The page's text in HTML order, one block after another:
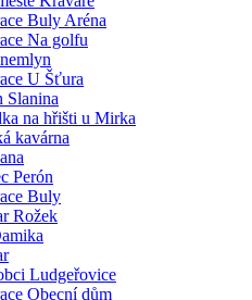
Buly Aréna
Na golfu
U Šťura
Slanina
na hřišti u Mirka
kavárna
Perón
Buly
Rožek
Ludgeřovice
Obecní dům